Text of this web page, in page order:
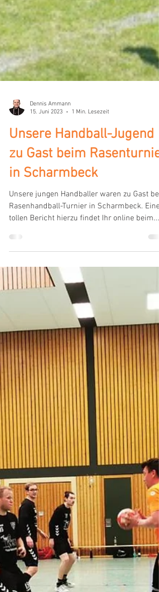
Dennis Ammann
Unsere Handball-Jugend
zu Gast beim Rasenturnier
in Scharmbeck
Unsere jungen Handballer waren zu Gast
Rasenhandball-Turnier in Scharmbeck.
tollen Bericht hierzu findet Ihr online beim...